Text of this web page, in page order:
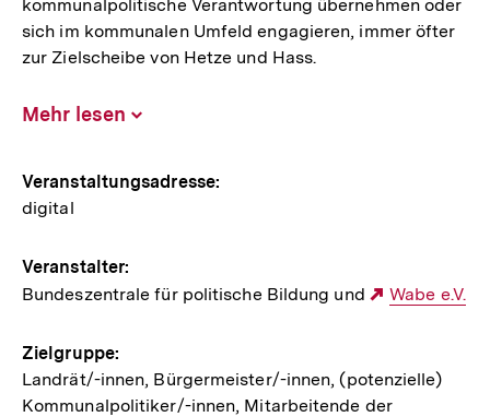
kommunalpolitische Verantwortung übernehmen oder
sich im kommunalen Umfeld engagieren, immer öfter
zur Zielscheibe von Hetze und Hass.
Mehr lesen
Hinweise
zur
Veranstaltung
Veranstaltungsadresse:
digital
Veranstalter:
Bundeszentrale für politische Bildung und
Externer
Wabe e.V.
Zielgruppe:
Landrät/-innen, Bürgermeister/-innen, (potenzielle)
Kommunalpolitiker/-innen, Mitarbeitende der